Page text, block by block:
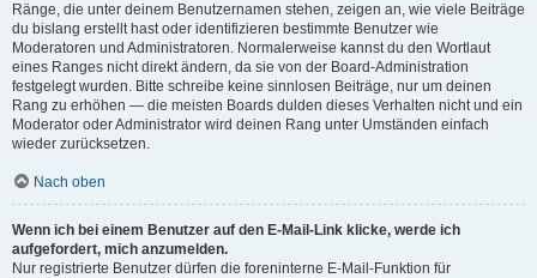
Ränge, die unter deinem Benutzernamen stehen, zeigen an, wie viele Beiträge
du bislang erstellt hast oder identifizieren bestimmte Benutzer wie
Moderatoren und Administratoren. Normalerweise kannst du den Wortlaut
eines Ranges nicht direkt ändern, da sie von der Board-Administration
festgelegt wurden. Bitte schreibe keine sinnlosen Beiträge, nur um deinen
Rang zu erhöhen — die meisten Boards dulden dieses Verhalten nicht und ein
Moderator oder Administrator wird deinen Rang unter Umständen einfach
wieder zurücksetzen.
Nach oben
Wenn ich bei einem Benutzer auf den E-Mail-Link klicke, werde ich
aufgefordert, mich anzumelden.
Nur registrierte Benutzer dürfen die foreninterne E-Mail-Funktion für